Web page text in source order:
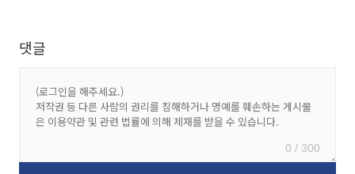
댓글
0 / 300